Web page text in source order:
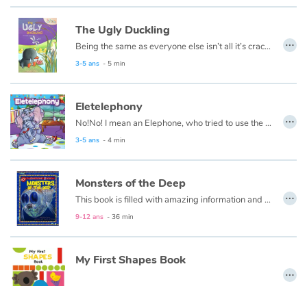
The Ugly Duckling
Being the same as everyone else isn’t all it’s cracked up to be. In the far back corner of a big barn on a small farm that is just on the other side of a hill, a bird was born to a family of ducks. Her name was Lucy. Lucy didn’t look quite like the others. This is her story...
3-5 ans - 5 min
…
Eletelephony
No!No! I mean an Elephone, who tried to use the telephone.
3-5 ans - 4 min
…
Monsters of the Deep
This book is filled with amazing information and striking illustrations of the giants that roam our seas and the weird animals that live in the murky depths of the ocean.
9-12 ans - 36 min
…
My First Shapes Book
…